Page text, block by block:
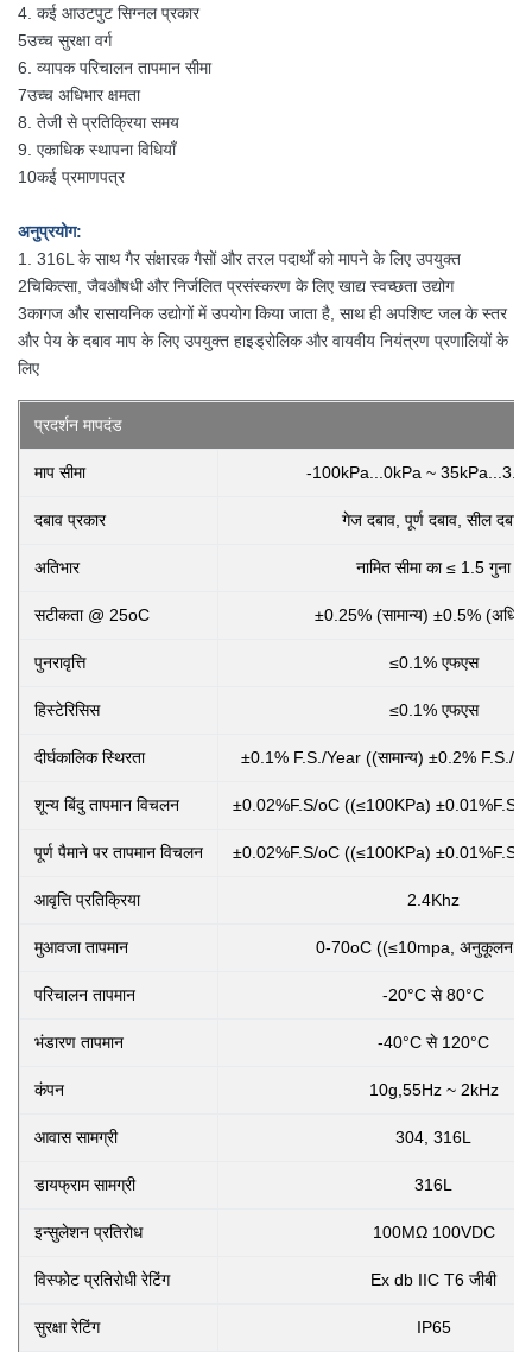
4. कई आउटपुट सिग्नल प्रकार
5उच्च सुरक्षा वर्ग
6. व्यापक परिचालन तापमान सीमा
7उच्च अधिभार क्षमता
8. तेजी से प्रतिक्रिया समय
9. एकाधिक स्थापना विधियाँ
10कई प्रमाणपत्र
अनुप्रयोग:
1. 316L के साथ गैर संक्षारक गैसों और तरल पदार्थों को मापने के लिए उपयुक्त
2चिकित्सा, जैवऔषधी और निर्जलित प्रसंस्करण के लिए खाद्य स्वच्छता उद्योग
3कागज और रासायनिक उद्योगों में उपयोग किया जाता है, साथ ही अपशिष्ट जल के स्तर
और पेय के दबाव माप के लिए उपयुक्त हाइड्रोलिक और वायवीय नियंत्रण प्रणालियों के
लिए
प्रदर्शन मापदंड
माप सीमा -100kPa...0kPa ~
दबाव प्रकार गेज दबाव, पूर्ण दबाव, सील दबाव
अतिभार नामित सीमा का ≤ 1.5 गुना
सटीकता @ 25oC ±0.25% (सामान्य) ±0.5%
पुनरावृत्ति ≤0.1% एफएस
हिस्टेरिसिस ≤0.1% एफएस
दीर्घकालिक स्थिरता ±0.1% F.S./Year ((सामान्य) ±0.2% F.S./
शून्य बिंदु तापमान विचलन ±0.02%F.S/oC ((≤100KPa) ±0.01%F.S/
पूर्ण पैमाने पर तापमान विचलन ±0.02%F.S/oC ((≤100KPa) ±0.01%F.S/
आवृत्ति प्रतिक्रिया 2.4Khz
मुआवजा तापमान 0-70oC ((≤10mpa, अनुकूलन
परिचालन तापमान -20°C से 80°C
भंडारण तापमान -40°C से 120°C
कंपन 10g,55Hz ~ 2kHz
आवास सामग्री 304, 316L
डायफ्राम सामग्री 316L
इन्सुलेशन प्रतिरोध 100MΩ 100VDC
विस्फोट प्रतिरोधी रेटिंग Ex db IIC T6 जीबी
सुरक्षा रेटिंग IP65